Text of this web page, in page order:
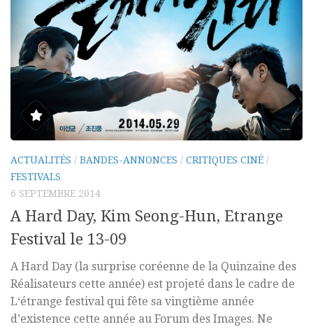
ACTUALITÉS / BANDES-ANNONCES / CRITIQUES CINÉ /
FESTIVALS
6 SEPTEMBRE 2014
A Hard Day, Kim Seong-Hun, Etrange
Festival le 13-09
A Hard Day (la surprise coréenne de la Quinzaine des
Réalisateurs cette année) est projeté dans le cadre de
L‘étrange festival qui fête sa vingtième année
d’existence cette année au Forum des Images. Ne